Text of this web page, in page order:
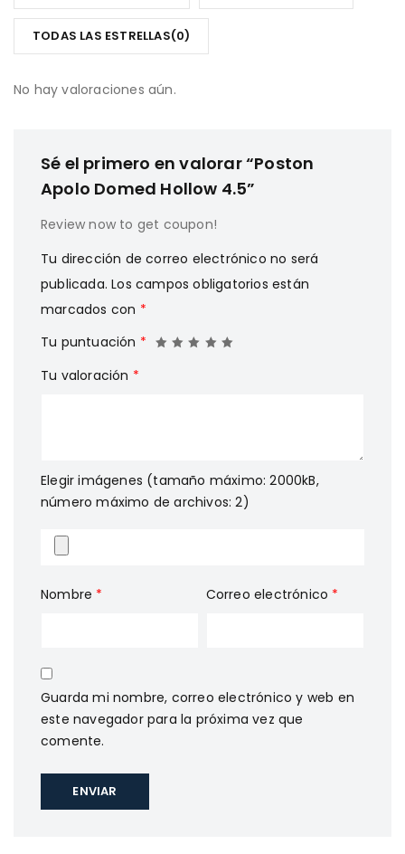
5
TODAS LAS ESTRELLAS(0)
No hay valoraciones aún.
Sé el primero en valorar “Poston
Apolo Domed Hollow 4.5”
Review now to get coupon!
Tu dirección de correo electrónico no será
publicada. Los campos obligatorios están
marcados con *
Tu puntuación *
Tu valoración *
Elegir imágenes (tamaño máximo: 2000kB,
número máximo de archivos: 2)
Nombre * Correo electrónico *
Guarda mi nombre, correo electrónico y web en
este navegador para la próxima vez que
comente.